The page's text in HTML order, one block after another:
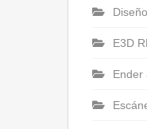
E3D
Ender